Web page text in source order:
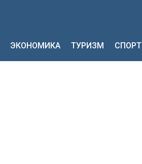
ЭКОНОМИКА ТУРИЗМ СПОРТ